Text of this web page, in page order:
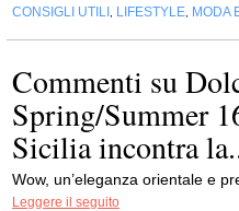
CONSIGLI UTILI LIFESTYLE MODA
Commenti su
Spring/Summer
Sicilia incontra
Wow, un’eleganza orientale e
Leggere il seguito